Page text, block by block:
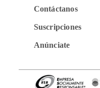
Contáctanos
Suscripciones
Anúnciate